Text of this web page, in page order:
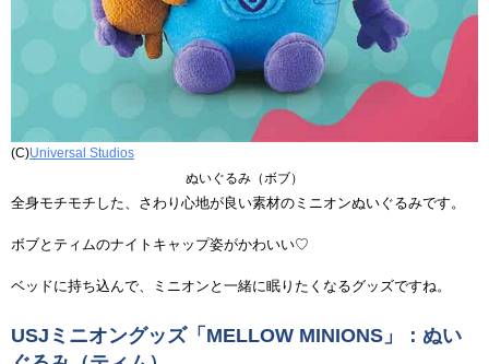
(C)Universal Studios
ぬいぐるみ（ボブ）
全身モチモチした、さわり心地が良い素材のミニオンぬいぐるみです。
ボブとティムのナイトキャップ姿がかわいい♡
ベッドに持ち込んで、ミニオンと一緒に眠りたくなるグッズですね。
USJミニオングッズ「MELLOW MINIONS」：ぬい